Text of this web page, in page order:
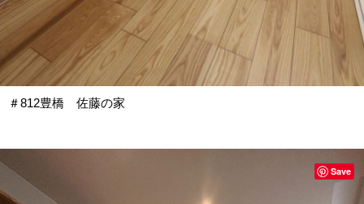
＃812豊橋 佐藤の家
Save